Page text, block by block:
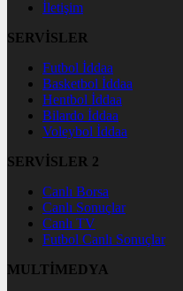
İletişim
SERVİSLER
Futbol İddaa
Basketbol İddaa
Hentbol İddaa
Bilardo İddaa
Voleybol İddaa
SERVİSLER 2
Canlı Borsa
Canlı Sonuçlar
Canlı TV
Futbol Canlı Sonuçlar
MULTİMEDYA